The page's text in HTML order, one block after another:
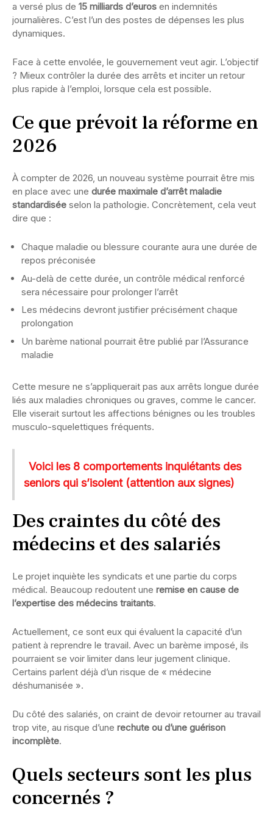
a versé plus de 15 milliards d’euros en indemnités
journalières. C’est l’un des postes de dépenses les plus
dynamiques.
Face à cette envolée, le gouvernement veut agir. L’objectif
? Mieux contrôler la durée des arrêts et inciter un retour
plus rapide à l’emploi, lorsque cela est possible.
Ce que prévoit la réforme en
2026
À compter de 2026, un nouveau système pourrait être mis
en place avec une durée maximale d’arrêt maladie
standardisée selon la pathologie. Concrètement, cela veut
dire que :
Chaque maladie ou blessure courante aura une durée de
repos préconisée
Au-delà de cette durée, un contrôle médical renforcé
sera nécessaire pour prolonger l’arrêt
Les médecins devront justifier précisément chaque
prolongation
Un barème national pourrait être publié par l’Assurance
maladie
Cette mesure ne s’appliquerait pas aux arrêts longue durée
liés aux maladies chroniques ou graves, comme le cancer.
Elle viserait surtout les affections bénignes ou les troubles
musculo-squelettiques fréquents.
Voici les 8 comportements inquiétants des
seniors qui s’isolent (attention aux signes)
Des craintes du côté des
médecins et des salariés
Le projet inquiète les syndicats et une partie du corps
médical. Beaucoup redoutent une remise en cause de
l’expertise des médecins traitants.
Actuellement, ce sont eux qui évaluent la capacité d’un
patient à reprendre le travail. Avec un barème imposé, ils
pourraient se voir limiter dans leur jugement clinique.
Certains parlent déjà d’un risque de « médecine
déshumanisée ».
Du côté des salariés, on craint de devoir retourner au travail
trop vite, au risque d’une rechute ou d’une guérison
incomplète.
Quels secteurs sont les plus
concernés ?